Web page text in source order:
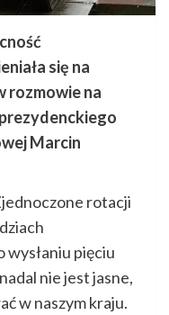
się na
rozmowie na
Marcin
rotacji
wysłaniu pięciu
nie jest jasne,
w naszym kraju.